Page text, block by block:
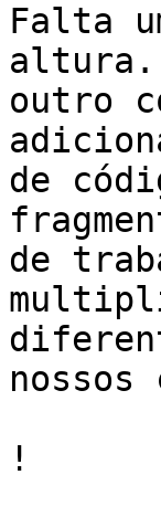
Falta
altura.
outro
de
de
!